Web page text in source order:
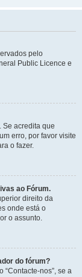
pelo
Public Licence e
Se acredita que
erro, por favor visite
o fazer.
ao Fórum.
direito da
onde está o
o assunto.
do fórum?
“Contacte-nos”, se a